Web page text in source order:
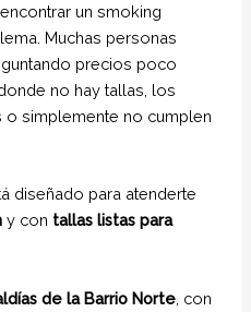
un smoking
Muchas personas
precios poco
no hay tallas, los
simplemente no cumplen
diseñado para atenderte
y con tallas listas para
de la Barrio Norte , con